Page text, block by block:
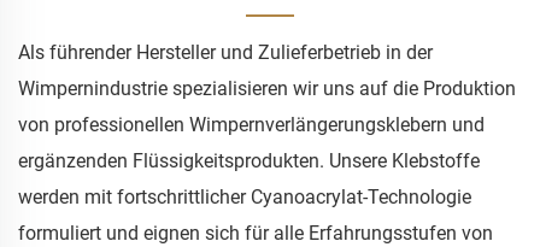
Als führender Hersteller und Zulieferbetrieb in der
Wimpernindustrie spezialisieren wir uns auf die Produktion
von professionellen Wimpernverlängerungsklebern und
ergänzenden Flüssigkeitsprodukten. Unsere Klebstoffe
werden mit fortschrittlicher Cyanoacrylat-Technologie
formuliert und eignen sich für alle Erfahrungsstufen von